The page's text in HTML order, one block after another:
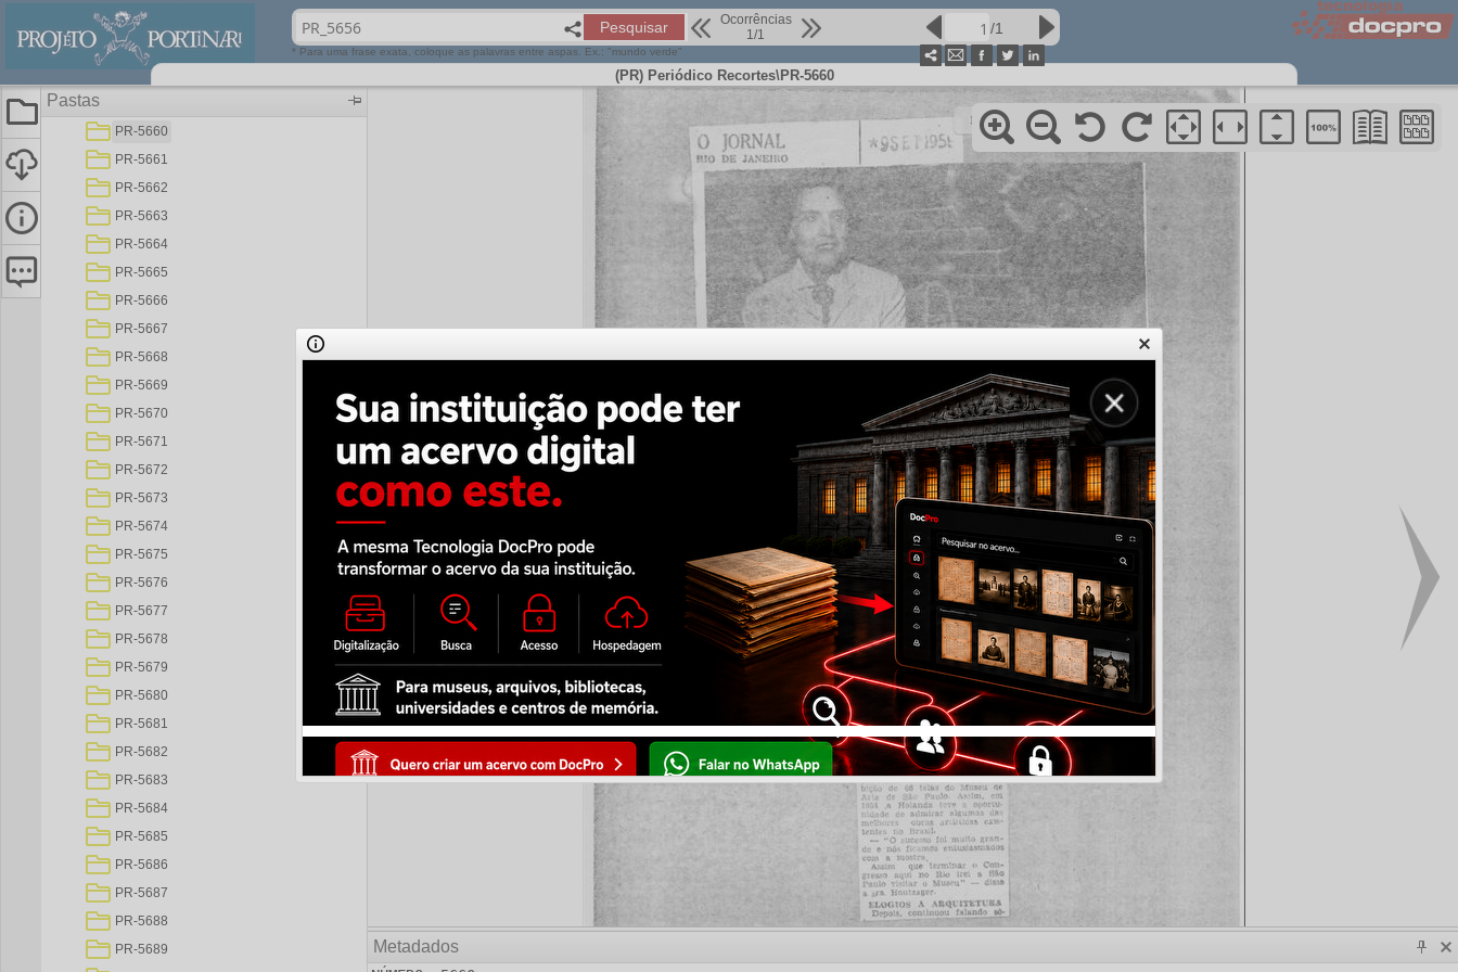
Ocorrências
1/1
/1
* Para uma frase exata, coloque as palavras entre aspas. Ex.: "mundo verde"
(PR) Periódico Recortes\PR-5660
Pastas
PR-5656 (1)
PR-5657
PR-5658
PR-5660
PR-5661
PR-5662
PR-5663
PR-5664
PR-5665
PR-5666
PR-5667
PR-5668
PR-5669
PR-5670
PR-5671
PR-5672
PR-5673
PR-5674
PR-5675
PR-5676
PR-5677
PR-5678
PR-5679
PR-5680
PR-5681
PR-5682
PR-5683
PR-5684
PR-5685
PR-5686
PR-5687
PR-5688
PR-5689
Metadados